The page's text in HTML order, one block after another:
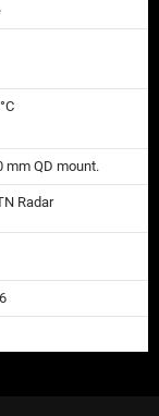
mm QD mount.
Radar